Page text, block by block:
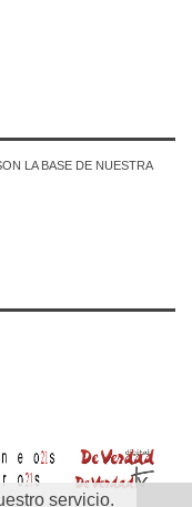
LA BASE DE NUESTRA
servicio.